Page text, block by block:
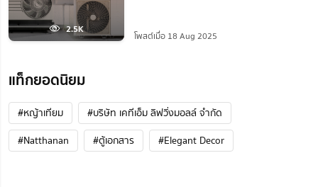
2.5K
โพสต์เมื่อ 18 Aug 2025
แท็กยอดนิยม
#หญ้าเทียม
#บริษัท เคทีเอ็ม ลิฟวิ่งมอลล์ จำกัด
#Natthanan
#ตู้เอกสาร #Elegant Decor